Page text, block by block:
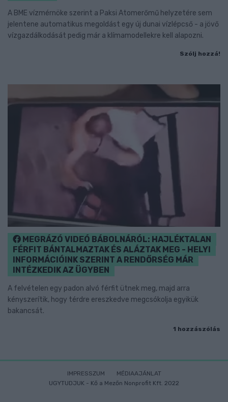
A BME vízmérnöke szerint a Paksi Atomerőmű helyzetére sem
jelentene automatikus megoldást egy új dunai vízlépcső - a jövő
vízgazdálkodását pedig már a klímamodellekre kell alapozni.
Szólj hozzá!
MEGRÁZÓ VIDEÓ BÁBOLNÁRÓL: HAJLÉKTALAN
FÉRFIT BÁNTALMAZTAK ÉS ALÁZTAK MEG - HELYI
INFORMÁCIÓINK SZERINT A RENDŐRSÉG MÁR
INTÉZKEDIK AZ ÜGYBEN
A felvételen egy padon alvó férfit ütnek meg, majd arra
kényszerítik, hogy térdre ereszkedve megcsókolja egyikük
bakancsát.
1 hozzászólás
IMPRESSZUM
MÉDIAAJÁNLAT
UGYTUDJUK - Kő a Mezőn Nonprofit Kft. 2022